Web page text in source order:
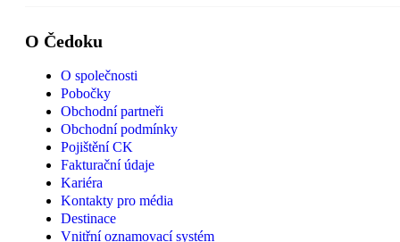
O Čedoku
O společnosti
Pobočky
Obchodní partneři
Obchodní podmínky
Pojištění CK
Fakturační údaje
Kariéra
Kontakty pro média
Destinace
Vnitřní oznamovací systém